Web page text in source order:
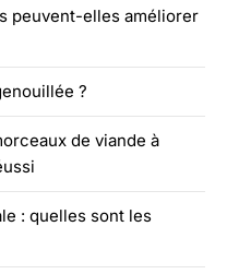
peuvent-elles améliorer
?
de viande à
: quelles sont les